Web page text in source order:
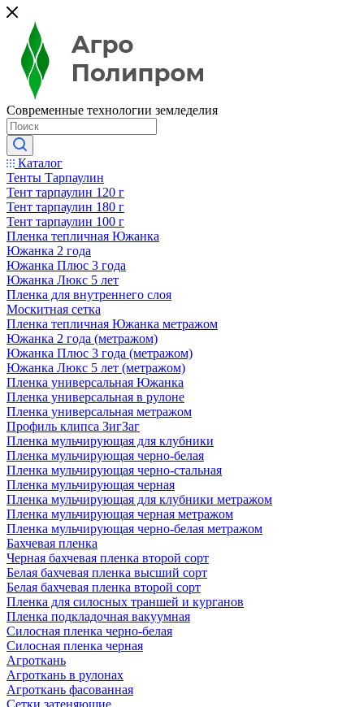
Современные технологии земледелия
Каталог
Тенты Тарпаулин
Тент тарпаулин 120 г
Тент тарпаулин 180 г
Тент тарпаулин 100 г
Пленка тепличная Южанка
Южанка 2 года
Южанка Плюс 3 года
Южанка Люкс 5 лет
Пленка для внутреннего слоя
Москитная сетка
Пленка тепличная Южанка метражом
Южанка 2 года (метражом)
Южанка Плюс 3 года (метражом)
Южанка Люкс 5 лет (метражом)
Пленка универсальная Южанка
Пленка универсальная в рулоне
Пленка универсальная метражом
Профиль клипса ЗигЗаг
Пленка мульчирующая для клубники
Пленка мульчирующая черно-белая
Пленка мульчирующая черно-стальная
Пленка мульчирующая черная
Пленка мульчирующая для клубники метражом
Пленка мульчирующая черная метражом
Пленка мульчирующая черно-белая метражом
Бахчевая пленка
Черная бахчевая пленка второй сорт
Белая бахчевая пленка высший сорт
Белая бахчевая пленка второй сорт
Пленка для силосных траншей и курганов
Пленка подкладочная вакуумная
Силосная пленка черно-белая
Силосная пленка черная
Агроткань
Агроткань в рулонах
Агроткань фасованная
Сетки затеняющие